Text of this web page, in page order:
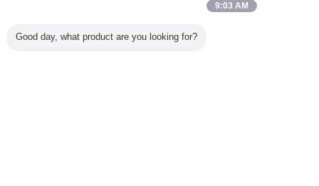
9:03 AM
Good day, what product are you looking for?